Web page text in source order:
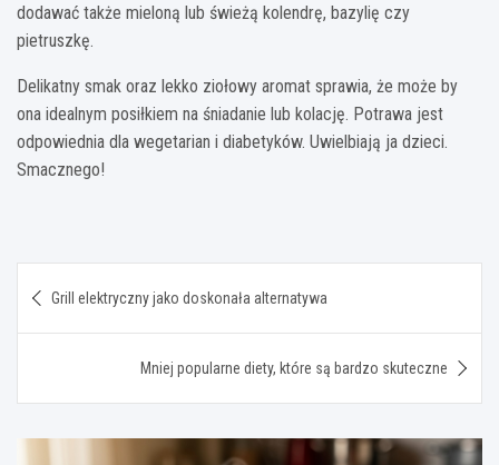
dodawać także mieloną lub świeżą kolendrę, bazylię czy
pietruszkę.
Delikatny smak oraz lekko ziołowy aromat sprawia, że może by
ona idealnym posiłkiem na śniadanie lub kolację. Potrawa jest
odpowiednia dla wegetarian i diabetyków. Uwielbiają ja dzieci.
Smacznego!
wpisu
Grill elektryczny jako doskonała alternatywa
Mniej popularne diety, które są bardzo skuteczne